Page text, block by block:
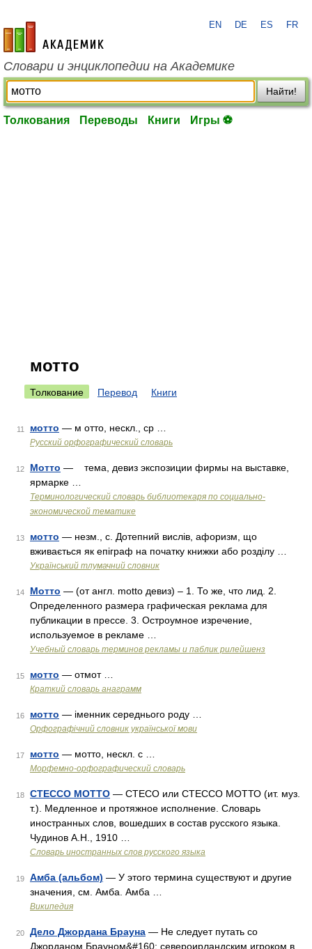
academic.ru
EN DE ES FR
Словари и энциклопедии на Академике
Найти!
Толкования Переводы Книги Игры ⚽
мотто
Толкование Перевод Книги
11 мотто — м отто, нескл., ср …
Русский орфографический словарь
12 Мотто — тема, девиз экспозиции фирмы на выставке,
ярмарке …
Терминологический словарь библиотекаря по социально-
экономической тематике
13 мотто — незм., с. Дотепний вислів, афоризм, що
вживається як епіграф на початку книжки або розділу …
Український тлумачний словник
14 Мотто — (от англ. motto девиз) – 1. То же, что лид. 2.
Определенного размера графическая реклама для
публикации в прессе. 3. Остроумное изречение,
используемое в рекламе …
Учебный словарь терминов рекламы и паблик рилейшенз
15 мотто — отмот …
Краткий словарь анаграмм
16 мотто — іменник середнього роду …
Орфографічний словник української мови
17 мотто — мотто, нескл. с …
Морфемно-орфографический словарь
18 СТЕССО МОТТО — СТЕСО или СТЕССО МОТТО (ит. муз.
т.). Медленное и протяжное исполнение. Словарь
иностранных слов, вошедших в состав русского языка.
Чудинов А.Н., 1910 …
Словарь иностранных слов русского языка
19 Амба (альбом) — У этого термина существуют и другие
значения, см. Амба. Амба …
Википедия
20 Дело Джордана Брауна — Не следует путать со
Джорданом Брауном&#160; североирландским игроком в